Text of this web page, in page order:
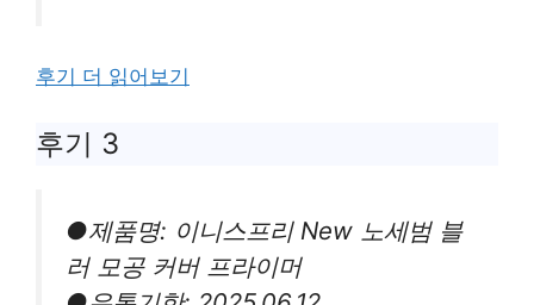
후기 더 읽어보기
후기 3
●제품명: 이니스프리 New 노세범 블
러 모공 커버 프라이머